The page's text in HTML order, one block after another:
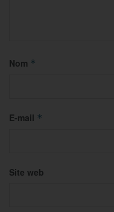
Nom *
E-mail *
Site web